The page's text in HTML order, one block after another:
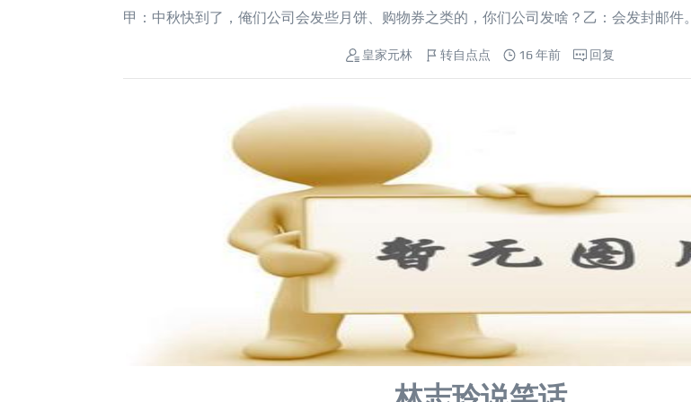
甲：中秋快到了，俺们公司会发些月饼、购物券之类的，你们公司发啥？乙：会发封邮件。
皇家元林 转自点点 16 年前 回复